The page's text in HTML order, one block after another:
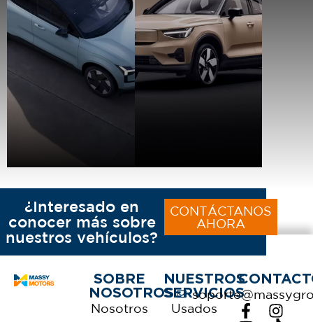
¿Interesado en
conocer más sobre
nuestros vehículos?
CONTÁCTANOS
AHORA
SOBRE
NOSOTROS
Nosotros
NUESTROS
SERVICIOS
Usados